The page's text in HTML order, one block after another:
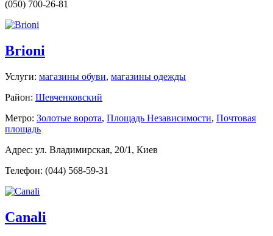
(050) 700-26-81
Brioni
Услуги: магазины обуви, магазины одежды
Район: Шевченковский
Метро: Золотые ворота, Площадь Независимости, Почтовая
площадь
Адрес: ул. Владимирская, 20/1, Киев
Телефон: (044) 568-59-31
Canali